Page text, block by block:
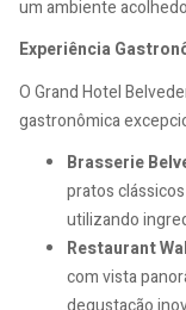
um ambiente
Experiência
O Grand Hotel
gastronômica
Brasserie
pratos
utilizando
Restaurant
com vista